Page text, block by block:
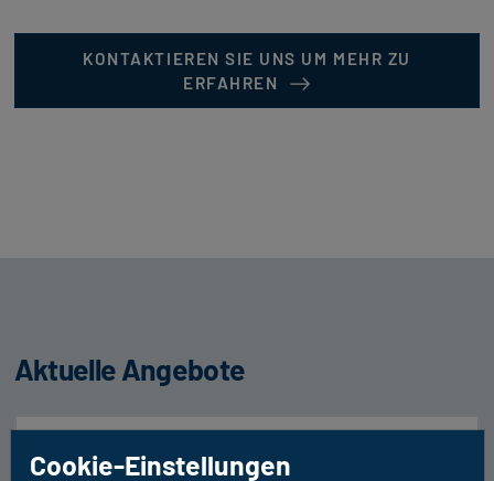
KONTAKTIEREN SIE UNS UM MEHR ZU
ERFAHREN
Aktuelle Angebote
Cookie-Einstellungen